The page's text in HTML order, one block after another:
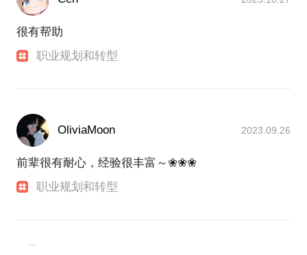
很有帮助
职业规划和转型
OliviaMoon 2023.09.26
前辈很有耐心，经验很丰富～❀❀❀
职业规划和转型